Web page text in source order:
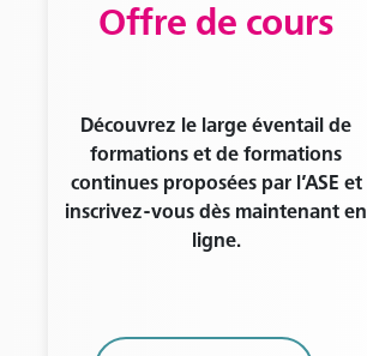
Offre de cours
Découvrez le large éventail de
formations et de formations
continues proposées par l’ASE et
inscrivez-vous dès maintenant en
ligne.